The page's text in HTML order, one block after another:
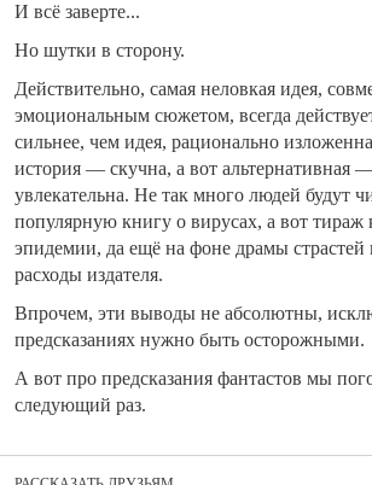
И всё заверте...
Но шутки в сторону.
Действительно, самая неловкая идея,
эмоциональным сюжетом, всегда
сильнее, чем идея, рационально
история — скучна, а вот альтернативная —
увлекательна. Не так много людей будут
популярную книгу о вирусах, а вот тираж
эпидемии, да ещё на фоне драмы страстей
расходы издателя.
Впрочем, эти выводы не абсолютны,
предсказаниях нужно быть осторожными.
А вот про предсказания фантастов мы
следующий раз.